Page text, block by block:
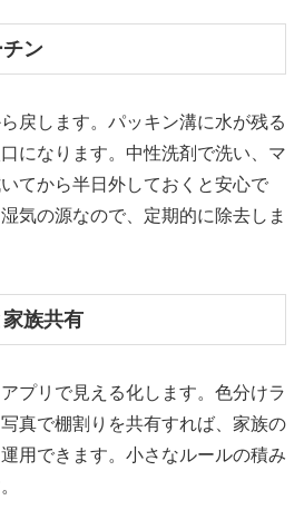
ン
戻します。パッキン溝に水が残る
になります。中性洗剤で洗い、マ
てから半日外しておくと安心で
気の源なので、定期的に除去しま
族共有
プリで見える化します。色分けラ
真で棚割りを共有すれば、家族の
用できます。小さなルールの積み